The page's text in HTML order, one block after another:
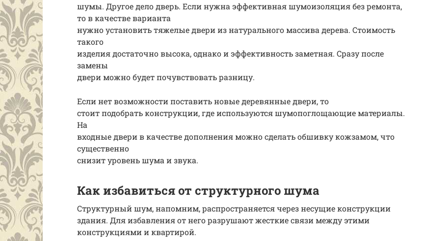
шумы. Другое дело дверь. Если нужна эффективная шумоизоляция без ремонта,
то в качестве варианта
нужно установить тяжелые двери из натурального массива дерева. Стоимость
такого
изделия достаточно высока, однако и эффективность заметная. Сразу после
замены
двери можно будет почувствовать разницу.
Если нет возможности поставить новые деревянные двери, то
стоит подобрать конструкции, где используются шумопоглощающие материалы.
На
входные двери в качестве дополнения можно сделать обшивку кожзамом, что
существенно
снизит уровень шума и звука.
Как избавиться от структурного шума
Структурный шум, напомним, распространяется через несущие конструкции
здания. Для избавления от него разрушают жесткие связи между этими
конструкциями и квартирой.